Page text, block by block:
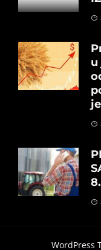
u
WordPress